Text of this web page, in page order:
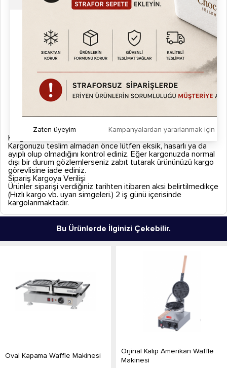
Garanti Süresi: 1 yıl
Süresiz Servis Desteği: Kitchbox yetkili teknik servisleri
Profesyonel mutfak kalitesini küçük alana sığdırır.
Horeca standartlarında üretim (Hotel–Restaurant–Cafe).
Türkiye ve yurtdışı geneli servis ağı ve satış sonrası destek.
Kargo ve İade
Kargonuzu teslim almadan önce lütfen eksik, hasarlı ya da
ayıplı olup olmadığını kontrol ediniz. Eğer kargonuzda normal
dışı bir durum gözlemlerseniz zabıt tutarak ürününüzü kargo
görevlisine iade ediniz.
Sipariş Kargoya Verilişi
Ürünler siparişi verdiğiniz tarihten itibaren aksi belirtilmedikçe
(Hızlı kargo vb. uyarı simgeleri.) 2 iş günü içerisinde
kargolanmaktadır.
Bu Ürünlerde İlginizi Çekebilir.
Oval Kapama Waffle Makinesi
Orjinal Kalıp Amerikan Waffle
Makinesi
Kampanyalardan yararlanmak için
Zaten üyeyim